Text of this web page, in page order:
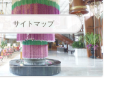
サイトマップ